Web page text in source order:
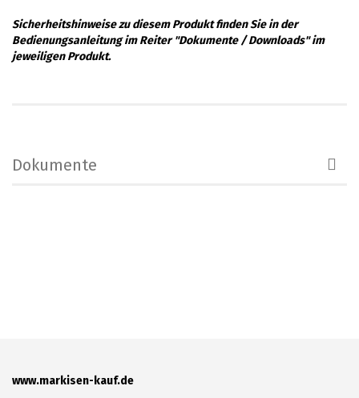
Sicherheitshinweise zu diesem Produkt finden Sie in der
Bedienungsanleitung im Reiter "Dokumente / Downloads" im
jeweiligen Produkt.
Dokumente
www.markisen-kauf.de